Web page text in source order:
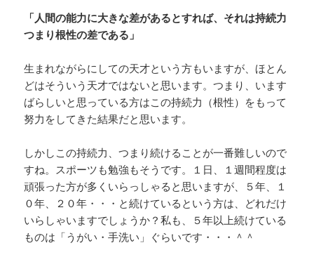
「人間の能力に大きな差があるとすれば、それは持続力
つまり根性の差である」
生まれながらにしての天才という方もいますが、ほとん
どはそういう天才ではないと思います。つまり、います
ばらしいと思っている方はこの持続力（根性）をもって
努力をしてきた結果だと思います。
しかしこの持続力、つまり続けることが一番難しいので
すね。スポーツも勉強もそうです。１日、１週間程度は
頑張った方が多くいらっしゃると思いますが、５年、１
０年、２０年・・・と続けているという方は、どれだけ
いらしゃいますでしょうか？私も、５年以上続けている
ものは「うがい・手洗い」ぐらいです・・・＾＾